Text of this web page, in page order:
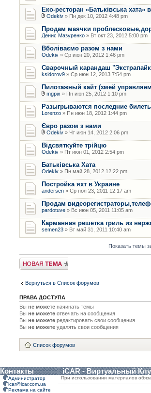
Еко-ресторан «Батьківська хата»
Odekiv » Пн дек 10, 2012 4:48 pm
Продам маячки
Денис Мазуренко » Вт окт 23, 2012 5:00 pm
Вболіваємо разом з нами
Odekiv » Ср июн 20, 2012 1:46 pm
Сварочный карандаш
ksidorov9 » Ср июн 12, 2013 7:54 pm
Пилотажный кайт (змей
mgpix » Пн июн 25, 2012 1:10 pm
Разыгрываются последние
Lorenzo » Пн июн 18, 2012 1:44 pm
Євро разом з нами
Odekiv » Чт июн 14, 2012 2:06 pm
Відсвяткуйте трійцю
Odekiv » Пт июн 01, 2012 2:54 pm
Батьківська Хата
Odekiv » Пн май 28, 2012 12:22 pm
Постройка яхт в Украине
andersen » Ср ноя 23, 2011 12:17 am
Продам
pardotuve » Вс июн 05, 2011 11:05 am
Карманная решетка гриль из
semen23 » Вт май 31, 2011 10:40 am
Показать темы
Новая тема
Вернуться в Список форумов
ПРАВА ДОСТУПА
Вы не можете начинать темы
Вы не можете отвечать на сообщения
Вы не можете редактировать свои сообщения
Вы не можете удалять свои сообщения
Список форумов
Контакты iCAR - Виртуальный
Администратор
icar@icar.com.ua
Реклама на сайте
При использовании материалов